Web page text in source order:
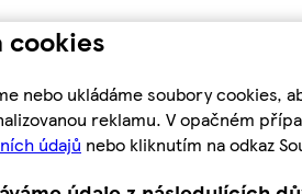
cookies
nebo ukládáme soubory
reklamu. V opačném
údajů nebo kliknutím na odkaz